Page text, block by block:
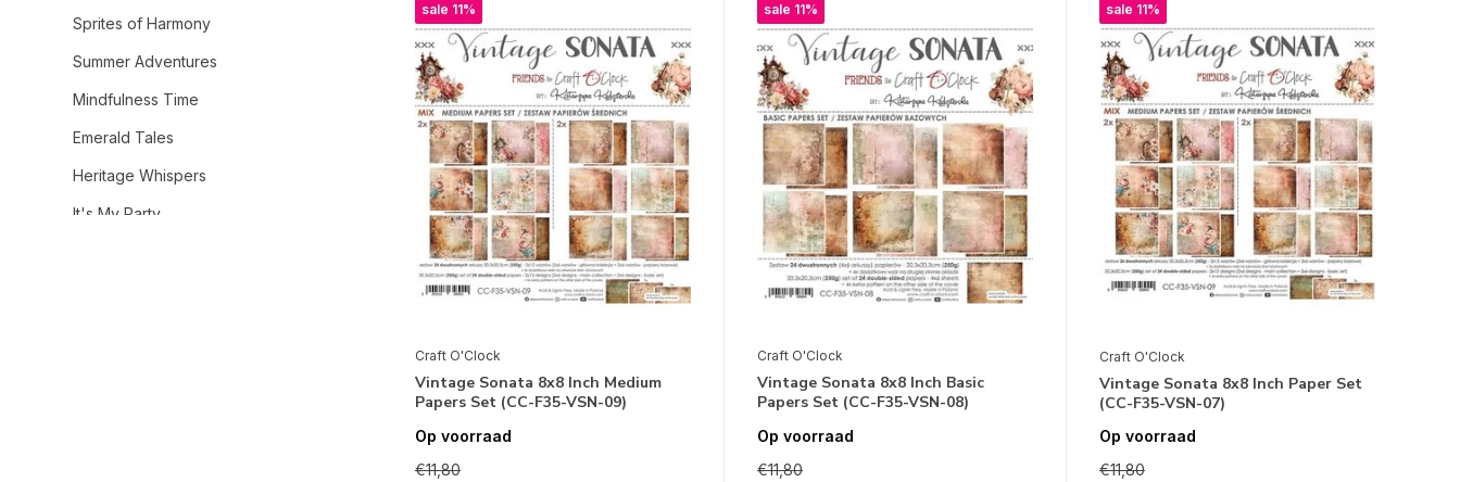
Sprites of Harmony
Summer Adventures
Mindfulness Time
Emerald Tales
Heritage Whispers
It's My Party
sale 11%
Craft O'Clock
Vintage Sonata 8x8 Inch Medium
Papers Set (CC-F35-VSN-09)
Op voorraad
€11,80
sale 11%
Craft O'Clock
Vintage Sonata 8x8 Inch Basic
Papers Set (CC-F35-VSN-08)
Op voorraad
€11,80
sale 11%
Craft O'Clock
Vintage Sonata 8x8 Inch Paper Set
(CC-F35-VSN-07)
Op voorraad
€11,80